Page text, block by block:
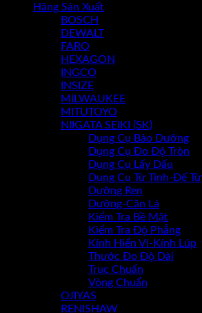
Chưa có sản phẩm trong giỏ hàng.
Hãng Sản Xuất
BOSCH
DEWALT
FARO
HEXAGON
INGCO
INSIZE
MILWAUKEE
MITUTOYO
NIIGATA SEIKI (SK)
Dụng Cụ Bảo Dưỡng
Dụng Cụ Đo Độ Tròn
Dụng Cụ Lấy Dấu
Dụng Cụ Từ Tính-Đế Từ
Dưỡng Ren
Dưỡng-Căn Lá
Kiểm Tra Bề Mặt
Kiểm Tra Độ Phẳng
Kính Hiển Vi-Kính Lúp
Thước Đo Độ Dài
Trục Chuẩn
Vòng Chuẩn
OJIYAS
RENISHAW